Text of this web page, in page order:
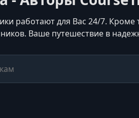
работают для Вас 24/7. Кроме
Ваше путешествие в